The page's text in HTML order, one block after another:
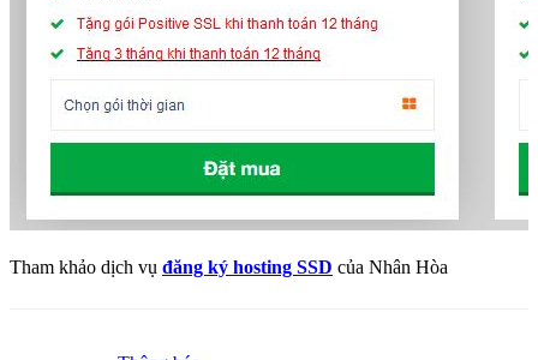
Tham khảo dịch vụ đăng ký hosting SSD của Nhân Hòa